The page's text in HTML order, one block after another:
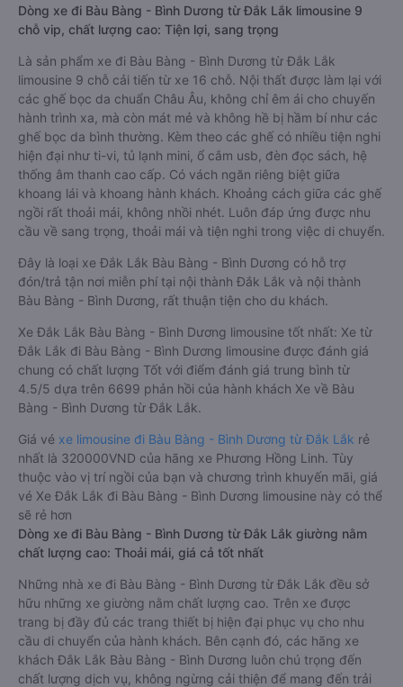
Dòng xe đi Bàu Bàng - Bình Dương từ Đắk Lắk limousine 9
chỗ vip, chất lượng cao: Tiện lợi, sang trọng
Là sản phẩm xe đi Bàu Bàng - Bình Dương từ Đắk Lắk
limousine 9 chỗ cải tiến từ xe 16 chỗ. Nội thất được làm lại với
các ghế bọc da chuẩn Châu Âu, không chỉ êm ái cho chuyến
hành trình xa, mà còn mát mẻ và không hề bị hầm bí như các
ghế bọc da bình thường. Kèm theo các ghế có nhiều tiện nghi
hiện đại như ti-vi, tủ lạnh mini, ổ cắm usb, đèn đọc sách, hệ
thống âm thanh cao cấp. Có vách ngăn riêng biệt giữa
khoang lái và khoang hành khách. Khoảng cách giữa các ghế
ngồi rất thoải mái, không nhồi nhét. Luôn đáp ứng được nhu
cầu về sang trọng, thoải mái và tiện nghi trong việc di chuyển.
Đây là loại xe Đắk Lắk Bàu Bàng - Bình Dương có hỗ trợ
đón/trả tận nơi miễn phí tại nội thành Đắk Lắk và nội thành
Bàu Bàng - Bình Dương, rất thuận tiện cho du khách.
Xe Đắk Lắk Bàu Bàng - Bình Dương limousine tốt nhất: Xe từ
Đắk Lắk đi Bàu Bàng - Bình Dương limousine được đánh giá
chung có chất lượng Tốt với điểm đánh giá trung bình từ
4.5/5 dựa trên 6699 phản hồi của hành khách Xe về Bàu
Bàng - Bình Dương từ Đắk Lắk.
Giá vé xe limousine đi Bàu Bàng - Bình Dương từ Đắk Lắk rẻ
nhất là 320000VND của hãng xe Phương Hồng Linh. Tùy
thuộc vào vị trí ngồi của bạn và chương trình khuyến mãi, giá
vé Xe Đắk Lắk đi Bàu Bàng - Bình Dương limousine này có thể
sẽ rẻ hơn
Dòng xe đi Bàu Bàng - Bình Dương từ Đắk Lắk giường nằm
chất lượng cao: Thoải mái, giá cả tốt nhất
Những nhà xe đi Bàu Bàng - Bình Dương từ Đắk Lắk đều sở
hữu những xe giường nằm chất lượng cao. Trên xe được
trang bị đầy đủ các trang thiết bị hiện đại phục vụ cho nhu
cầu di chuyển của hành khách. Bên cạnh đó, các hãng xe
khách Đắk Lắk Bàu Bàng - Bình Dương luôn chú trọng đến
chất lượng dịch vụ, không ngừng cải thiện để mang đến trải